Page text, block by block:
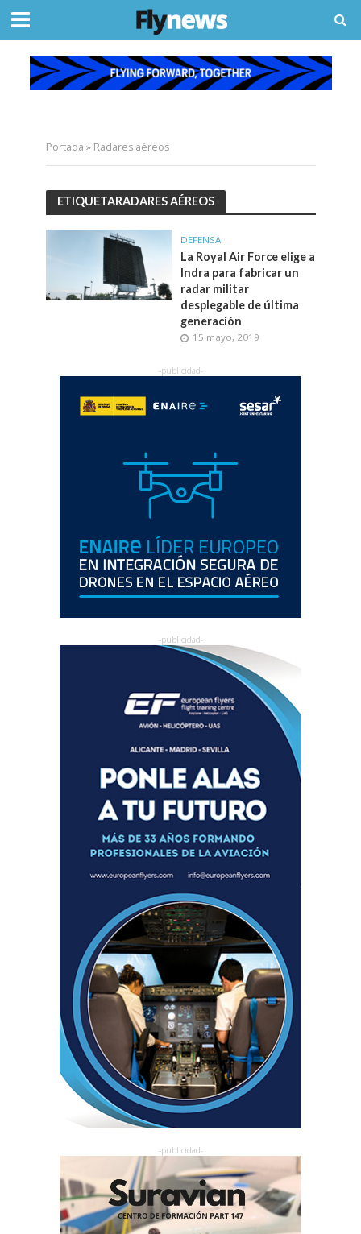
Portada » Radares aéreos
ETIQUETARADARES AÉREOS
DEFENSA
La Royal Air Force elige a
Indra para fabricar un
radar militar
desplegable de última
generación
15 mayo, 2019